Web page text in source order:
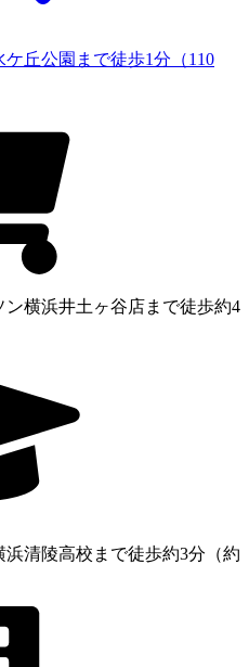
ケ丘公園まで徒歩1分（110
ン横浜井土ヶ谷店まで徒歩約4
浜清陵高校まで徒歩約3分（約